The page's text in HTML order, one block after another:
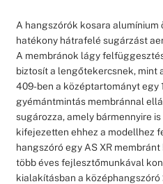
A hangszórók kosara alumínium
hatékony hátrafelé sugárzást
A membránok lágy
biztosít a lengőtekercsnek, mint
409-ben a középtartományt egy
gyémántmintás membránnal
sugározza, amely bármennyire
kifejezetten ehhez a modellhez
hangszóró egy AS XR
több éves fejlesztőmunkával
kialakításban a középhangszóró